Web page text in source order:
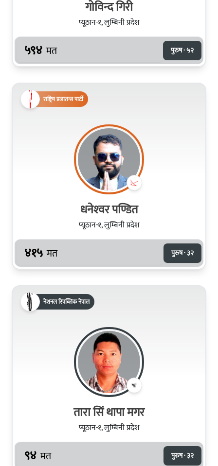
गोविन्द गिरी
प्यूठान-१, लुम्बिनी प्रदेश
५९४ मत पुरुष · ५२
राष्ट्रिय प्रजातन्त्र पार्टी
धनेश्‍वर पण्डित
प्यूठान-१, लुम्बिनी प्रदेश
४१५ मत पुरुष · ३२
नेशनल रिपब्लिक नेपाल
तारा सिं थापा मगर
प्यूठान-१, लुम्बिनी प्रदेश
९४ मत पुरुष · ३२